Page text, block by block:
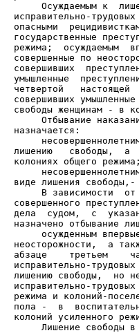
Осуждаемым к
исправительно-
опасными
государственные
режима;  осуждаемым
совершенные по
совершивших
умышленные
четвертой
совершивших
Отбывание
лишению   свободы,  а
В зависимости
совершенного
дела  судом,  с
осужденным
неосторожности,  а
абзаце    третьем
исправительно-
лишению свободы,  но
исправительно-
режима и колоний-
пола -  в
Лишение свободы